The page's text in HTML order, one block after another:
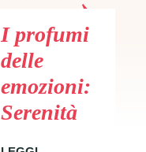
I profumi
delle
emozioni:
Serenità